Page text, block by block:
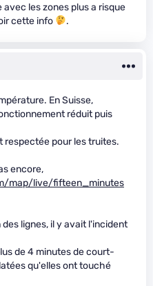
les zones plus a risque
cette info
.
En Suisse,
réduit puis
respectée pour les truites.
encore,
map/live/fifteen_minutes
lignes, il y avait l'incident
de 4 minutes de court-
qu'elles ont touché